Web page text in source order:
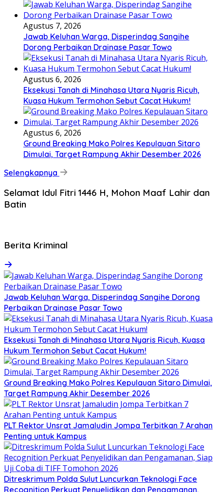
Agustus 7, 2026
Jawab Keluhan Warga, Disperindag Sangihe
Dorong Perbaikan Drainase Pasar Towo
Agustus 6, 2026
Eksekusi Tanah di Minahasa Utara Nyaris Ricuh,
Kuasa Hukum Termohon Sebut Cacat Hukum!
Agustus 6, 2026
Ground Breaking Mako Polres Kepulauan Sitaro
Dimulai, Target Rampung Akhir Desember 2026
Selengkapnya
Selamat Idul Fitri 1446 H, Mohon Maaf Lahir dan
Batin
Berita Kriminal
Jawab Keluhan Warga, Disperindag Sangihe Dorong
Perbaikan Drainase Pasar Towo
Eksekusi Tanah di Minahasa Utara Nyaris Ricuh, Kuasa
Hukum Termohon Sebut Cacat Hukum!
Ground Breaking Mako Polres Kepulauan Sitaro Dimulai,
Target Rampung Akhir Desember 2026
​PLT Rektor Unsrat Jamaludin Jompa Terbitkan 7 Arahan
Penting untuk Kampus
Ditreskrimum Polda Sulut Luncurkan Teknologi Face
Recognition Perkuat Penyelidikan dan Pengamanan,